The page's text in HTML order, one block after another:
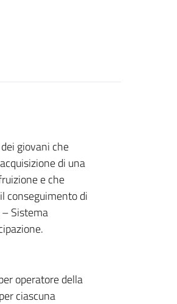
giovani che
di una
e che
conseguimento di
Sistema
operatore della
ciascuna